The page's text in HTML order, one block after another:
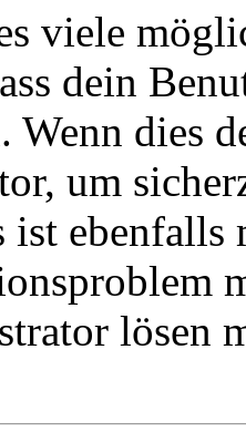
viele
dein
Wenn dies
um
ist ebenfalls
lösen